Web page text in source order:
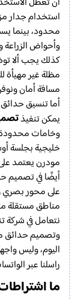
استخدام جدار
محدود، بينما
وأحواض الزراعة
كذلك يجب ألا
مظلة غير
مسافة أمان
أما تنسيق حدائق
يمكن تنفيذ
وخامات
خليجية بجلسة
مودرن يعتمد
أيضًا في تصميم
على محور بصري
مناطق مستقلة
نتعامل في
وتصميم حدائق
اليوم، وليس
راسلنا عبر
ما